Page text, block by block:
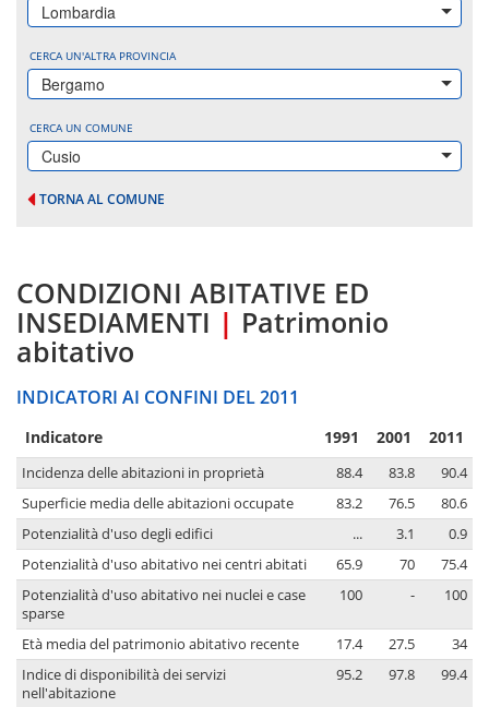
Lombardia
CERCA UN'ALTRA PROVINCIA
Bergamo
CERCA UN COMUNE
Cusio
TORNA AL COMUNE
CONDIZIONI ABITATIVE ED
INSEDIAMENTI | Patrimonio
abitativo
INDICATORI AI CONFINI DEL 2011
Indicatore 1991 2001 2011
Incidenza delle abitazioni in proprietà 88.4 83.8
90.4
Superficie media delle abitazioni occupate
83.2 76.5
80.6
Potenzialità d'uso degli edifici
... 3.1
0.9
Potenzialità d'uso abitativo nei centri abitati
65.9 70
75.4
Potenzialità d'uso abitativo nei nuclei e case
sparse
100 - 100
Età media del patrimonio abitativo recente 17.4 27.5
34
Indice di disponibilità dei servizi
nell'abitazione
95.2 97.8 99.4